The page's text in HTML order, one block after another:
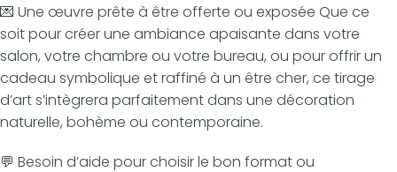
💌 Une œuvre prête à être offerte ou exposée Que ce
soit pour créer une ambiance apaisante dans votre
salon, votre chambre ou votre bureau, ou pour offrir un
cadeau symbolique et raffiné à un être cher, ce tirage
d’art s’intègrera parfaitement dans une décoration
naturelle, bohème ou contemporaine.
💬 Besoin d’aide pour choisir le bon format ou